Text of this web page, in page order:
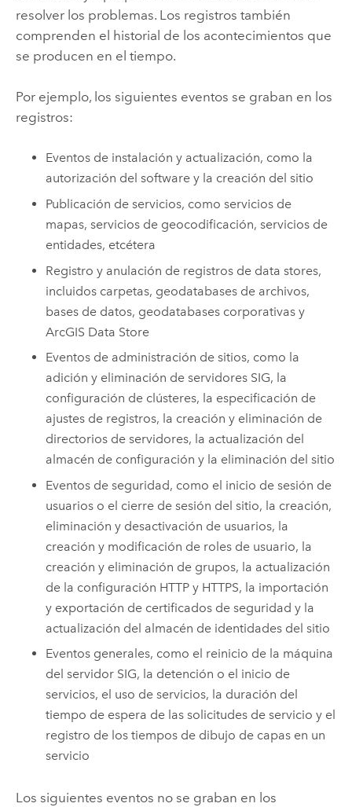
resolver los problemas. Los registros también
comprenden el historial de los acontecimientos que
se producen en el tiempo.
Por ejemplo, los siguientes eventos se graban en los
registros:
Eventos de instalación y actualización, como la
autorización del software y la creación del sitio
Publicación de servicios, como servicios de
mapas, servicios de geocodificación, servicios de
entidades, etcétera
Registro y anulación de registros de data stores,
incluidos carpetas, geodatabases de archivos,
bases de datos, geodatabases corporativas y
ArcGIS Data Store
Eventos de administración de sitios, como la
adición y eliminación de servidores SIG, la
configuración de clústeres, la especificación de
ajustes de registros, la creación y eliminación de
directorios de servidores, la actualización del
almacén de configuración y la eliminación del sitio
Eventos de seguridad, como el inicio de sesión de
usuarios o el cierre de sesión del sitio, la creación,
eliminación y desactivación de usuarios, la
creación y modificación de roles de usuario, la
creación y eliminación de grupos, la actualización
de la configuración HTTP y HTTPS, la importación
y exportación de certificados de seguridad y la
actualización del almacén de identidades del sitio
Eventos generales, como el reinicio de la máquina
del servidor SIG, la detención o el inicio de
servicios, el uso de servicios, la duración del
tiempo de espera de las solicitudes de servicio y el
registro de los tiempos de dibujo de capas en un
servicio
Los siguientes eventos no se graban en los